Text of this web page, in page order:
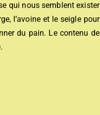
qui nous semblent exister
l’avoine et le seigle pour
du pain. Le contenu de